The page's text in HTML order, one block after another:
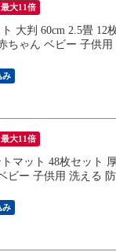
大11倍
大判 60cm 2.5畳
ちゃん ベビー 子供
み
大11倍
マット 48枚セット
ビー 子供用 洗える
み